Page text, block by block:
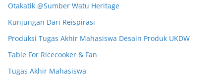
Otakatik @Sumber Watu Heritage
Kunjungan Dari Reispirasi
Produksi Tugas Akhir Mahasiswa Desain Produk UKDW
Table For Ricecooker & Fan
Tugas Akhir Mahasiswa